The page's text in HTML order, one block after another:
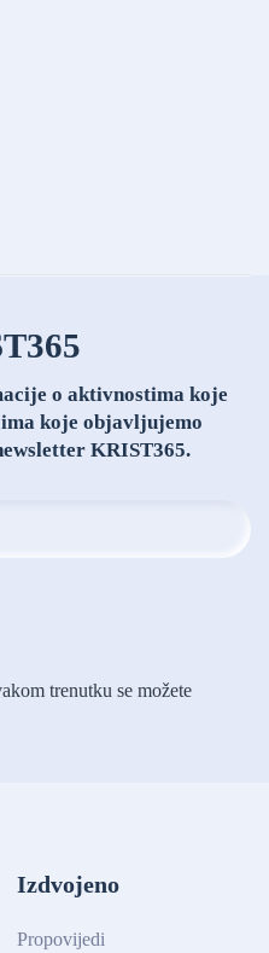
365
o aktivnostima koje
koje objavljujemo
KRIST365.
trenutku se možete
Izdvojeno
Propovijedi